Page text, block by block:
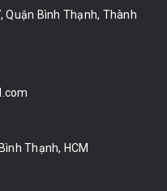
Quận Bình Thạnh, Thành
Thạnh, HCM